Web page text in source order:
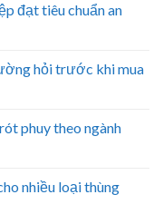
đạt tiêu chuẩn an
hỏi trước khi mua
phuy theo ngành
nhiều loại thùng